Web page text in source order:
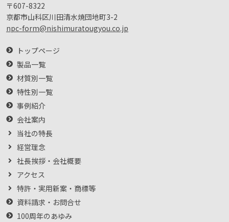
〒607-8322
京都市山科区川田清水焼団地町3-2
npc-form@nishimuratougyou.co.jp
トップページ
製品一覧
材質別一覧
特性別一覧
事例紹介
会社案内
当社の特長
経営理念
社長挨拶・会社概要
アクセス
特許・実用新案・商標等
資料請求・お問合せ
100周年のあゆみ